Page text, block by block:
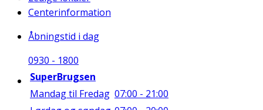
Centerinformation
Åbningstid i dag
0930 - 1800
SuperBrugsen
Mandag til Fredag 07:00 - 21:00